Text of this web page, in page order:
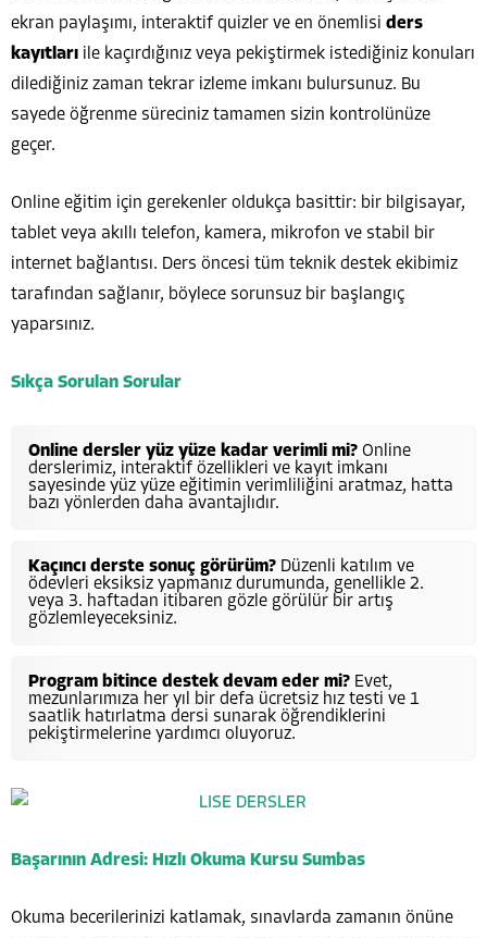
ekran paylaşımı, interaktif quizler ve en önemlisi ders
kayıtları ile kaçırdığınız veya pekiştirmek istediğiniz konuları
dilediğiniz zaman tekrar izleme imkanı bulursunuz. Bu
sayede öğrenme süreciniz tamamen sizin kontrolünüze
geçer.
Online eğitim için gerekenler oldukça basittir: bir bilgisayar,
tablet veya akıllı telefon, kamera, mikrofon ve stabil bir
internet bağlantısı. Ders öncesi tüm teknik destek ekibimiz
tarafından sağlanır, böylece sorunsuz bir başlangıç
yaparsınız.
Sıkça Sorulan Sorular
Online dersler yüz yüze kadar verimli mi? Online
derslerimiz, interaktif özellikleri ve kayıt imkanı
sayesinde yüz yüze eğitimin verimliliğini aratmaz, hatta
bazı yönlerden daha avantajlıdır.
Kaçıncı derste sonuç görürüm? Düzenli katılım ve
ödevleri eksiksiz yapmanız durumunda, genellikle 2.
veya 3. haftadan itibaren gözle görülür bir artış
gözlemleyeceksiniz.
Program bitince destek devam eder mi? Evet,
mezunlarımıza her yıl bir defa ücretsiz hız testi ve 1
saatlik hatırlatma dersi sunarak öğrendiklerini
pekiştirmelerine yardımcı oluyoruz.
Başarının Adresi: Hızlı Okuma Kursu Sumbas
Okuma becerilerinizi katlamak, sınavlarda zamanın önüne